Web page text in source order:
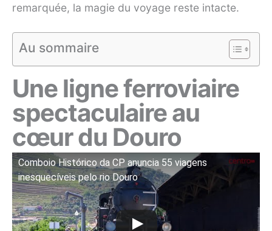
remarquée, la magie du voyage reste intacte.
Au sommaire
Une ligne ferroviaire
spectaculaire au
cœur du Douro
Comboio Histórico da CP anuncia 55 viagens
inesquecíveis pelo rio Douro